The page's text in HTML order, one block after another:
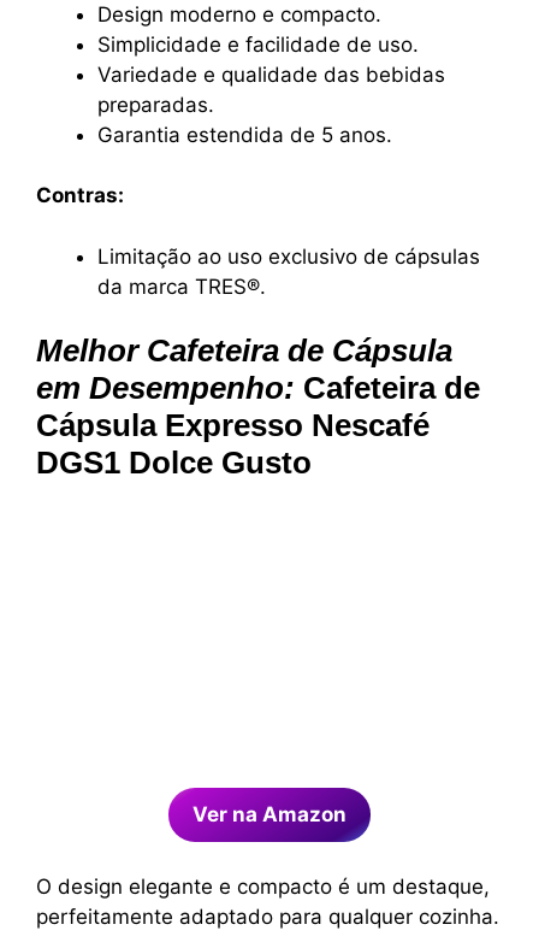
Design moderno e compacto.
Simplicidade e facilidade de uso.
Variedade e qualidade das bebidas
preparadas.
Garantia estendida de 5 anos.
Contras:
Limitação ao uso exclusivo de cápsulas
da marca TRES®.
Melhor Cafeteira de Cápsula
em Desempenho: Cafeteira de
Cápsula Expresso Nescafé
DGS1 Dolce Gusto
Ver na Amazon
O design elegante e compacto é um destaque,
perfeitamente adaptado para qualquer cozinha.